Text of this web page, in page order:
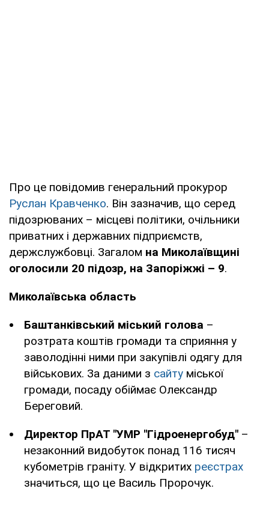
Про це повідомив генеральний прокурор
Руслан Кравченко. Він зазначив, що серед
підозрюваних – місцеві політики, очільники
приватних і державних підприємств,
держслужбовці. Загалом на Миколаївщині
оголосили 20 підозр, на Запоріжжі – 9.
Миколаївська область
Баштанківський міський голова –
розтрата коштів громади та сприяння у
заволодінні ними при закупівлі одягу для
військових. За даними з сайту міської
громади, посаду обіймає Олександр
Береговий.
Директор ПрАТ "УМР "Гідроенергобуд" –
незаконний видобуток понад 116 тисяч
кубометрів граніту. У відкритих реєстрах
значиться, що це Василь Пророчук.